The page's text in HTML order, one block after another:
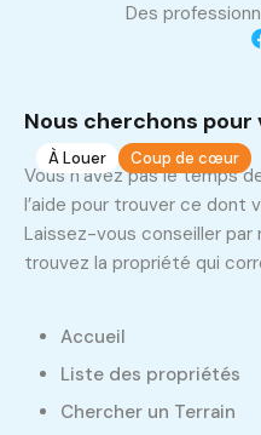
À Louer Coup de cœur
Des
Nous cherchons pour
Vous n’avez pas le temps
l’aide pour trouver ce dont
Laissez-vous conseiller
trouvez la propriété qui
Accueil
Liste des propriétés
Chercher un Terrain